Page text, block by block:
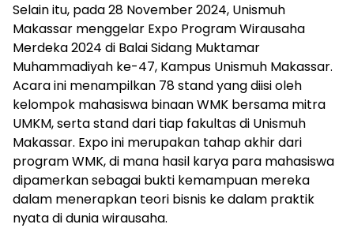
Selain itu, pada 28 November 2024, Unismuh
Makassar menggelar Expo Program Wirausaha
Merdeka 2024 di Balai Sidang Muktamar
Muhammadiyah ke-47, Kampus Unismuh Makassar.
Acara ini menampilkan 78 stand yang diisi oleh
kelompok mahasiswa binaan WMK bersama mitra
UMKM, serta stand dari tiap fakultas di Unismuh
Makassar. Expo ini merupakan tahap akhir dari
program WMK, di mana hasil karya para mahasiswa
dipamerkan sebagai bukti kemampuan mereka
dalam menerapkan teori bisnis ke dalam praktik
nyata di dunia wirausaha.